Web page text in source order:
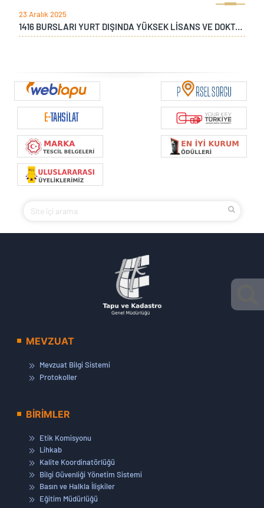
23 Aralık 2025
1416 BURSLARI YURT DIŞINDA YÜKSEK LİSANS VE DOKTORA PROGRAMI
MEVZUAT
Mevzuat Bilgi Sistemi
Protokoller
BİRİMLER
Etik Komisyonu
Lihkab
Kalite Koordinatörlüğü
Bilgi Güvenliği Yönetim Sistemi
Basın ve Halkla İlişkiler
Eğitim Müdürlüğü